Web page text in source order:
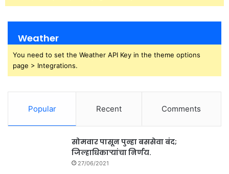
Weather
You need to set the Weather API Key in the theme options
page > Integrations.
Popular Recent Comments
सोमवार पासून पुन्हा बससेवा बंद;
जिल्हाधिकाऱ्यांचा निर्णय.
27/06/2021